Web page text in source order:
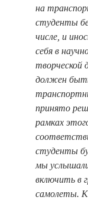
на
студенты
числе, и
себя в
творческой
должен
принято
рамках
студенты
мы
включить в
самолеты.